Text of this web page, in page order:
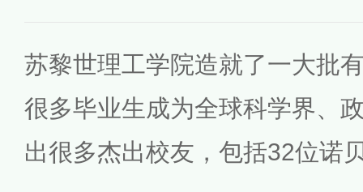
苏黎世理工学院造就了一大批
很多毕业生成为全球科学界、
出很多杰出校友，包括32位诺